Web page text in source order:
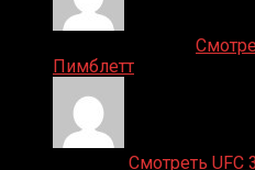
Пимблетт
Смотреть